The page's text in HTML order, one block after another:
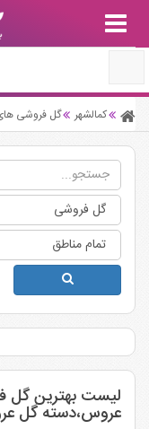
کمالشهر گل فروشی
لیست بهترین گل
عروس،دسته گل